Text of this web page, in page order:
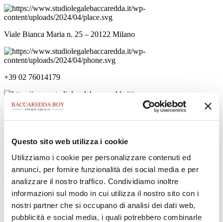
Questo sito web utilizza i cookie
Utilizziamo i cookie per personalizzare contenuti ed
annunci, per fornire funzionalità dei social media e per
analizzare il nostro traffico. Condividiamo inoltre
informazioni sul modo in cui utilizza il nostro sito con i
nostri partner che si occupano di analisi dei dati web,
pubblicità e social media, i quali potrebbero combinarle
Viale Bianca Maria n. 25 – 20122 Milano
+39 02 76014179
+39 02 76390535
avvocati@studiolegalebaccaredda.it
Home
Lo Studio
Professionisti